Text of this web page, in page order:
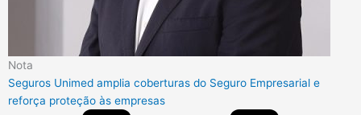
Nota
Seguros Unimed amplia coberturas do Seguro Empresarial e
reforça proteção às empresas